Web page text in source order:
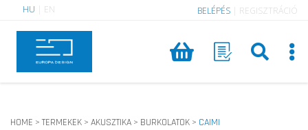
HU EN BELÉPÉS REGISZTRÁCIÓ
HOME > TERMEKEK > AKUSZTIKA > BURKOLATOK > CAIMI